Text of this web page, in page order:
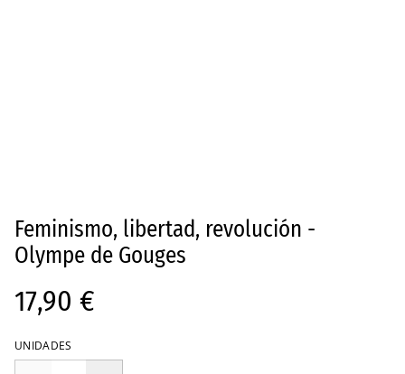
Feminismo, libertad, revolución -
Olympe de Gouges
17,90 €
UNIDADES